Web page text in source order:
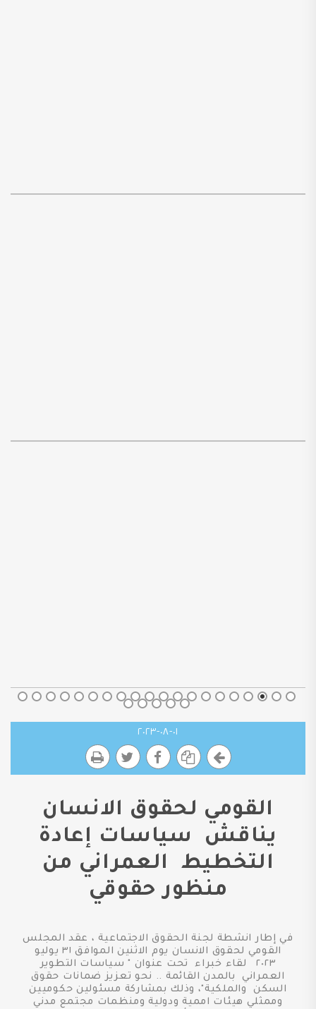
٠١-٠٨-٢٠٢٣
القومي لحقوق الانسان
يناقش سياسات إعادة
التخطيط العمراني من
منظور حقوقي
في إطار انشطة لجنة الحقوق الاجتماعية ، عقد المجلس
القومي لحقوق الانسان يوم الاثنين الموافق ٣١ يوليو
٢٠٢٣ لقاء خبراء تحت عنوان " سياسات التطوير
العمراني بالمدن القائمة .. نحو تعزيز ضمانات حقوق
السكن والملكية"، وذلك بمشاركة مسئولين حكوميين
وممثلي هيئات اممية ودولية ومنظمات مجتمع مدني